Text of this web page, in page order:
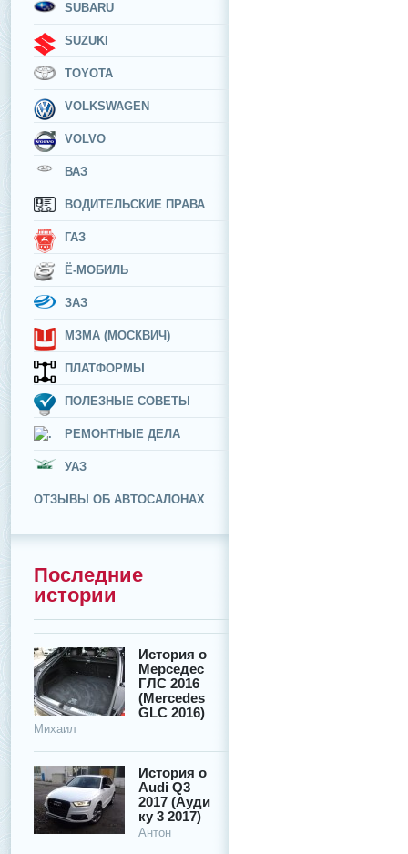
SUBARU
SUZUKI
TOYOTA
VOLKSWAGEN
VOLVO
ВАЗ
ВОДИТЕЛЬСКИЕ ПРАВА
ГАЗ
Ё-МОБИЛЬ
ЗАЗ
МЗМА (МОСКВИЧ)
ПЛАТФОРМЫ
ПОЛЕЗНЫЕ СОВЕТЫ
РЕМОНТНЫЕ ДЕЛА
УАЗ
ОТЗЫВЫ ОБ АВТОСАЛОНАХ
Последние
истории
История о
Мерседес
ГЛС 2016
(Mercedes
GLC 2016)
Михаил
История о
Audi Q3
2017 (Ауди
ку 3 2017)
Антон